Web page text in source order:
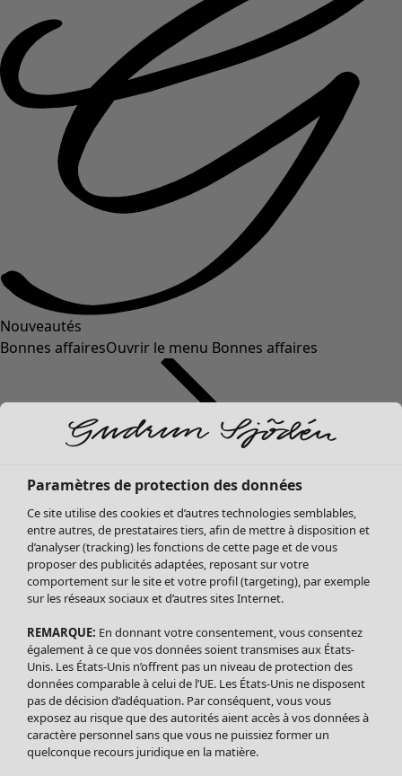
Nouveautés
Bonnes affairesOuvrir le menu Bonnes affaires
Soldes Vêtements
Tous les vêtements
Robes
Tuniques
Blouses
Tops
Gilets
Pantalon
Jupes
Paramètres de protection des données
Ce site utilise des cookies et d’autres technologies semblables,
entre autres, de prestataires tiers, afin de mettre à disposition et
d’analyser (tracking) les fonctions de cette page et de vous
proposer des publicités adaptées, reposant sur votre
comportement sur le site et votre profil (targeting), par exemple
sur les réseaux sociaux et d’autres sites Internet.
REMARQUE: En donnant votre consentement, vous consentez
également à ce que vos données soient transmises aux États-
Unis. Les États-Unis n’offrent pas un niveau de protection des
données comparable à celui de l’UE. Les États-Unis ne disposent
pas de décision d’adéquation. Par conséquent, vous vous
exposez au risque que des autorités aient accès à vos données à
caractère personnel sans que vous ne puissiez former un
quelconque recours juridique en la matière.